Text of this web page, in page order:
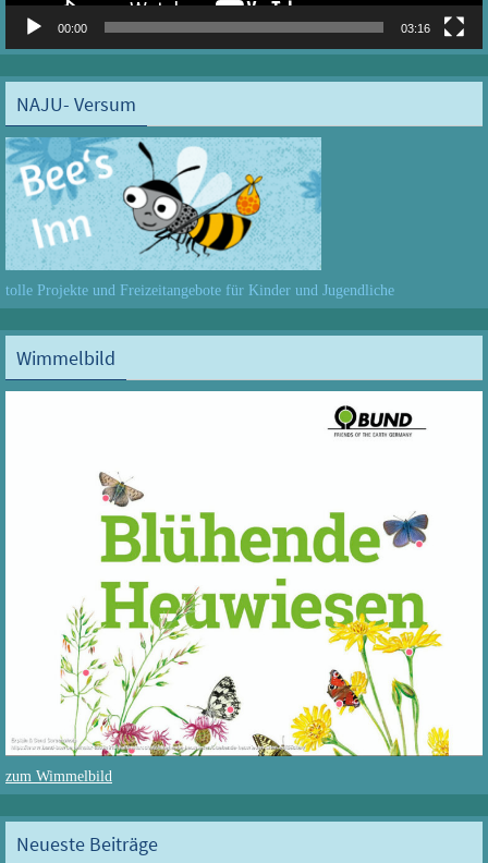
00:00 03:16
NAJU- Versum
tolle Projekte und Freizeitangebote für Kinder und Jugendliche
Wimmelbild
zum Wimmelbild
Neueste Beiträge